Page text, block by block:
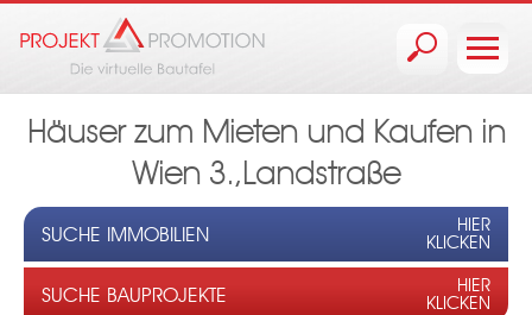
Häuser zum Mieten und Kaufen in
Wien 3.,Landstraße
SUCHE IMMOBILIEN
HIER
KLICKEN
SUCHE BAUPROJEKTE
HIER
KLICKEN